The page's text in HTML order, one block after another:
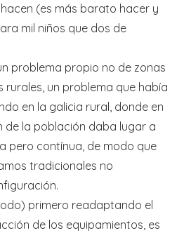
(es más barato hacer y
mil niños que dos de
problema propio no de zonas
rurales, un problema que había
en la galicia rural, donde en
de la población daba lugar a
pero contínua, de modo que
tradicionales no
primero readaptando el
de los equipamientos, es